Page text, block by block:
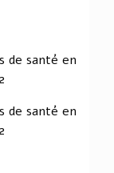
de santé en
de santé en